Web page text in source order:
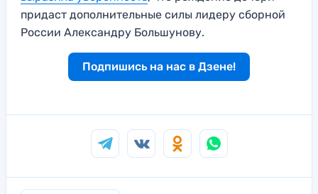
придаст дополнительные силы лидеру сборной
России Александру Большунову.
Подпишись на нас в Дзене!